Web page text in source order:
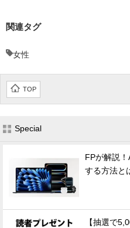
関連タグ
女性
TOP
Special
FPが解説
する方法と
【抽選で